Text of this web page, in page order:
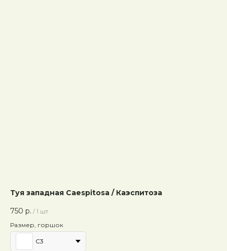
Туя западная Caespitosa / Каэспитоза
750 р. / 1 шт
Размер, горшок
C3